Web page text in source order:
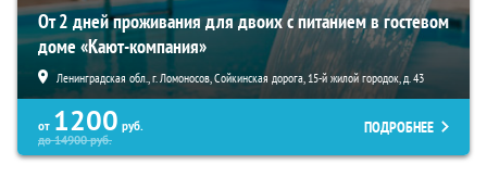
От 2 дней проживания для двоих с питанием в гостевом
доме «Кают-компания»
Ленинградская обл., г. Ломоносов, Сойкинская дорога, 15-й жилой городок, д. 43
от 1200 руб.
до14900руб.
ПОДРОБНЕЕ